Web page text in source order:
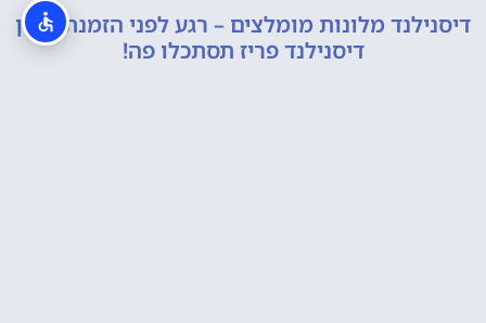
דיסנילנד מלונות מומלצים – רגע לפני הזמנת מלון
דיסנילנד פריז תסתכלו פה!